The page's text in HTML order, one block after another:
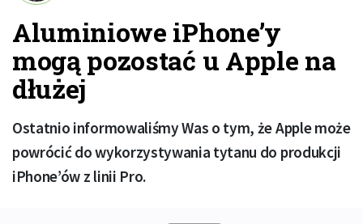
Aluminiowe iPhone’y
mogą pozostać u Apple na
dłużej
Ostatnio informowaliśmy Was o tym, że Apple może
powrócić do wykorzystywania tytanu do produkcji
iPhone’ów z linii Pro.